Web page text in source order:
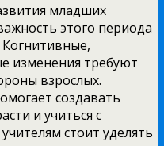
младших
этого периода
изменения требуют
взрослых.
создавать
и учиться с
стоит уделять